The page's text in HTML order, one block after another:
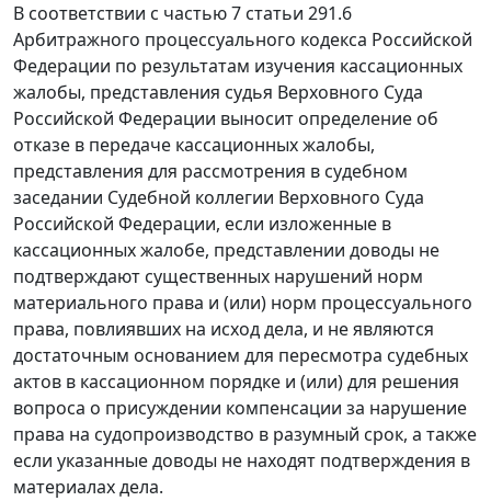
В соответствии с частью 7 статьи 291.6
Арбитражного процессуального кодекса Российской
Федерации по результатам изучения кассационных
жалобы, представления судья Верховного Суда
Российской Федерации выносит определение об
отказе в передаче кассационных жалобы,
представления для рассмотрения в судебном
заседании Судебной коллегии Верховного Суда
Российской Федерации, если изложенные в
кассационных жалобе, представлении доводы не
подтверждают существенных нарушений норм
материального права и (или) норм процессуального
права, повлиявших на исход дела, и не являются
достаточным основанием для пересмотра судебных
актов в кассационном порядке и (или) для решения
вопроса о присуждении компенсации за нарушение
права на судопроизводство в разумный срок, а также
если указанные доводы не находят подтверждения в
материалах дела.